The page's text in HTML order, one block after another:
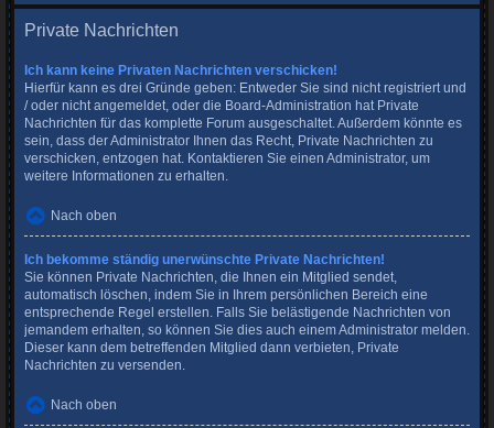
Private Nachrichten
Ich kann keine Privaten Nachrichten verschicken!
Hierfür kann es drei Gründe geben: Entweder Sie sind nicht registriert und
/ oder nicht angemeldet, oder die Board-Administration hat Private
Nachrichten für das komplette Forum ausgeschaltet. Außerdem könnte es
sein, dass der Administrator Ihnen das Recht, Private Nachrichten zu
verschicken, entzogen hat. Kontaktieren Sie einen Administrator, um
weitere Informationen zu erhalten.
Nach oben
Ich bekomme ständig unerwünschte Private Nachrichten!
Sie können Private Nachrichten, die Ihnen ein Mitglied sendet,
automatisch löschen, indem Sie in Ihrem persönlichen Bereich eine
entsprechende Regel erstellen. Falls Sie belästigende Nachrichten von
jemandem erhalten, so können Sie dies auch einem Administrator melden.
Dieser kann dem betreffenden Mitglied dann verbieten, Private
Nachrichten zu versenden.
Nach oben